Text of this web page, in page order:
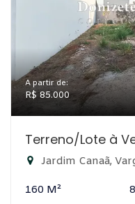
A partir de:
R$ 85.000
Terreno/Lote à
Jardim Canaã,
160 M²